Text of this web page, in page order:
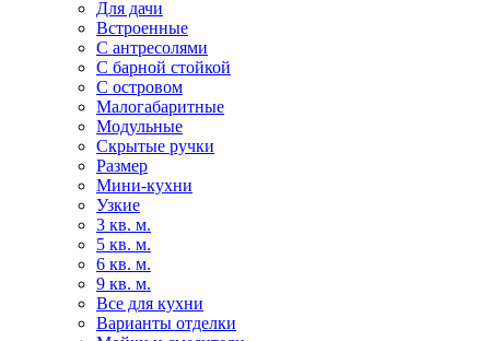
Для дачи
Встроенные
С антресолями
С барной стойкой
С островом
Малогабаритные
Модульные
Скрытые ручки
Размер
Мини-кухни
Узкие
3 кв. м.
5 кв. м.
6 кв. м.
9 кв. м.
Все для кухни
Варианты отделки